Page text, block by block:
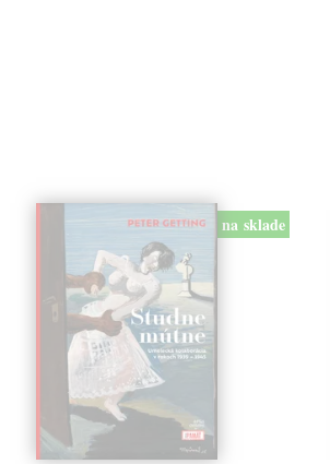
na sklade